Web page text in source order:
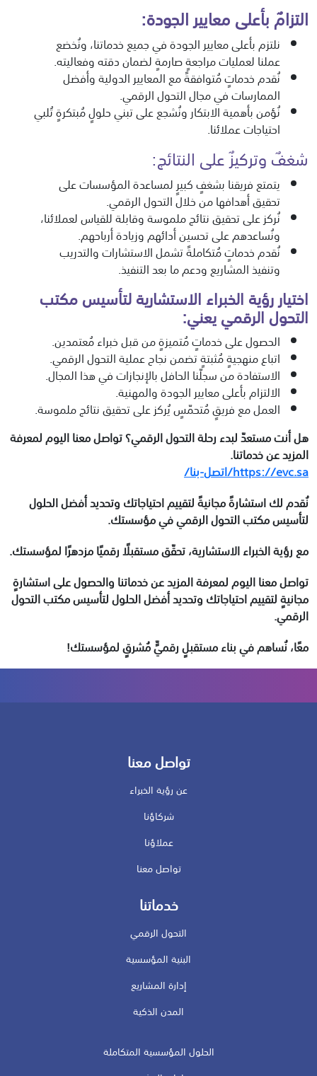
التزامٌ بأعلى معايير الجودة:
نلتزم بأعلى معايير الجودة في جميع خدماتنا، ونُخضع
عملنا لعمليات مراجعةٍ صارمةٍ لضمان دقته وفعاليته.
نُقدم خدماتٍ مُتوافقةً مع المعايير الدولية وأفضل
الممارسات في مجال التحول الرقمي.
نُؤمن بأهمية الابتكار ونُشجع على تبني حلولٍ مُبتكرةٍ تُلبي
احتياجات عملائنا.
شغفٌ وتركيزٌ على النتائج:
يتمتع فريقنا بشغفٍ كبيرٍ لمساعدة المؤسسات على
تحقيق أهدافها من خلال التحول الرقمي.
نُركز على تحقيق نتائج ملموسة وقابلة للقياس لعملائنا،
ونُساعدهم على تحسين أدائهم وزيادة أرباحهم.
نُقدم خدماتٍ مُتكاملةً تشمل الاستشارات والتدريب
وتنفيذ المشاريع ودعم ما بعد التنفيذ.
اختيار رؤية الخبراء الاستشارية لتأسيس مكتب
التحول الرقمي يعني:
الحصول على خدماتٍ مُتميزةٍ من قبل خبراء مُعتمدين.
اتباع منهجيةٍ مُثبتةٍ تضمن نجاح عملية التحول الرقمي.
الاستفادة من سجلّنا الحافل بالإنجازات في هذا المجال.
الالتزام بأعلى معايير الجودة والمهنية.
العمل مع فريقٍ مُتحمّسٍ يُركز على تحقيق نتائج ملموسة.
هل أنت مستعدّ لبدء رحلة التحول الرقمي؟ تواصل معنا اليوم لمعرفة
المزيد عن خدماتنا.
https://evc.sa/اتصل-بنا/
نُقدم لك استشارةً مجانيةً لتقييم احتياجاتك وتحديد أفضل الحلول
لتأسيس مكتب التحول الرقمي في مؤسستك.
مع رؤية الخبراء الاستشارية، تحقّق مستقبلًا رقميًا مزدهرًا لمؤسستك.
تواصل معنا اليوم لمعرفة المزيد عن خدماتنا والحصول على استشارةٍ
مجانيةٍ لتقييم احتياجاتك وتحديد أفضل الحلول لتأسيس مكتب التحول
الرقمي.
معًا، نُساهم في بناء مستقبلٍ رقميٍّ مُشرقٍ لمؤسستك!
تواصل معنا
عن رؤية الخبراء
شركاؤنا
عملاؤنا
تواصل معنا
خدماتنا
التحول الرقمي
البنية المؤسسية
إدارة المشاريع
المدن الذكية
الحلول المؤسسية المتكاملة